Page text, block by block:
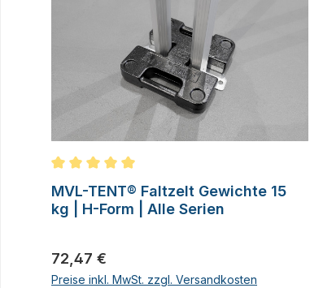
Durchschnittliche Bewertung von 5 von
MVL-TENT® Faltzelt Gewichte 15
kg | H-Form | Alle Serien
Regulärer Preis:
72,47 €
Preise inkl. MwSt. zzgl. Versandkosten